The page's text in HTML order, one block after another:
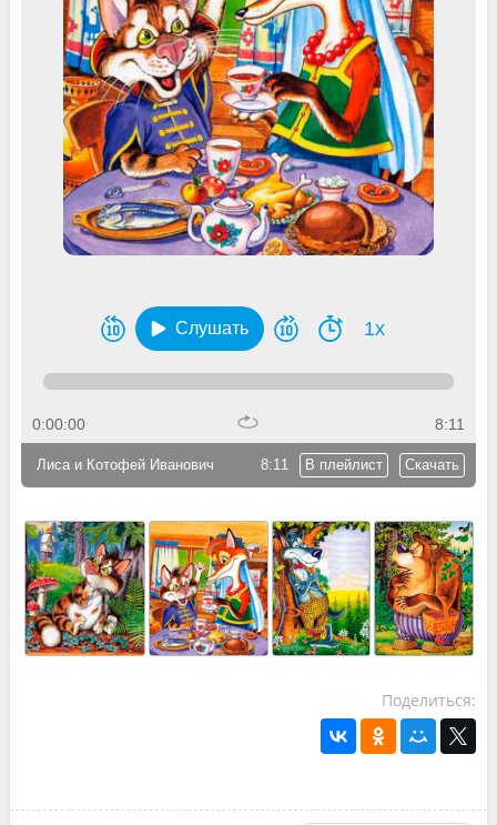
Слушать 1x
0:00:00 8:11
8:11 В плейлист Скачать
Лиса и Котофей Иванович
Поделиться: